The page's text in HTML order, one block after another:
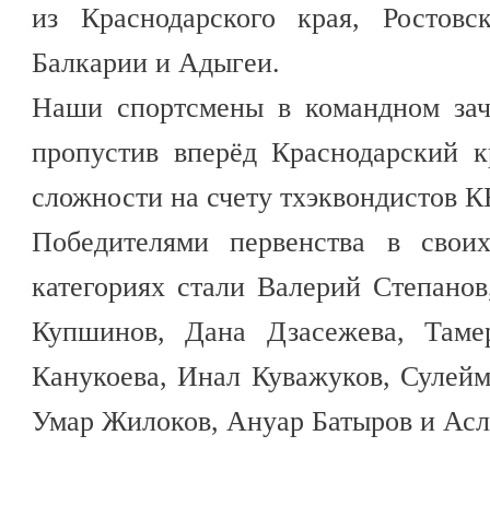
из Краснодарского края,
Балкарии и Адыгеи.
Наши спортсмены в командном
пропустив вперёд
сложности на счету тхэквондистов
Победителями первенства в
категориях стали Валерий
Купшинов, Дана Дзасежева,
Канукоева, Инал Куважуков,
Умар Жилоков, Ануар Батыров и